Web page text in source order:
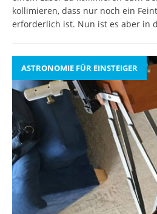
kollimieren, dass nur noch ein
erforderlich ist. Nun ist es aber in
ASTRONOMIE FÜR EINSTEIGER